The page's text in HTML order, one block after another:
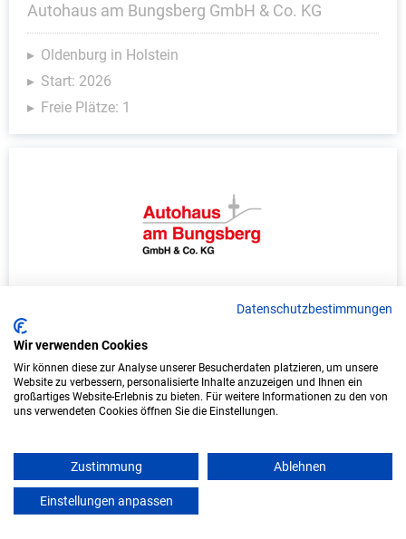
Autohaus am Bungsberg GmbH & Co. KG
Oldenburg in Holstein
Start: 2026
Freie Plätze: 1
Ausbildung: Automobilkaufmann/-frau
(m/w/d)
Autohaus am Bungsberg GmbH & Co. KG
Oldenburg in Holstein
Freie Plätze: 1
Datenschutzbestimmungen
Wir verwenden Cookies
Wir können diese zur Analyse unserer Besucherdaten platzieren, um unsere
Website zu verbessern, personalisierte Inhalte anzuzeigen und Ihnen ein
großartiges Website-Erlebnis zu bieten. Für weitere Informationen zu den von
uns verwendeten Cookies öffnen Sie die Einstellungen.
Zustimmung Ablehnen
Einstellungen anpassen